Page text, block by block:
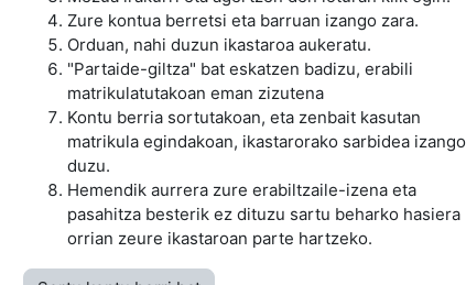
Zure kontua berretsi eta barruan izango zara.
Orduan, nahi duzun ikastaroa aukeratu.
"Partaide-giltza" bat eskatzen badizu, erabili
matrikulatutakoan eman zizutena
Kontu berria sortutakoan, eta zenbait kasutan
matrikula egindakoan, ikastarorako sarbidea izango
duzu.
Hemendik aurrera zure erabiltzaile-izena eta
pasahitza besterik ez dituzu sartu beharko hasiera
orrian zeure ikastaroan parte hartzeko.